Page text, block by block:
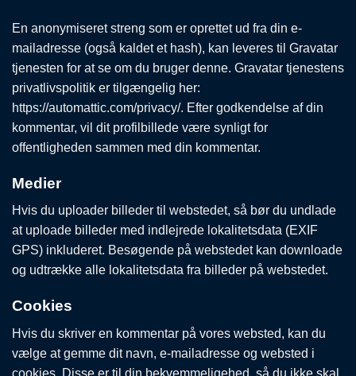
En anonymiseret streng som er oprettet ud fra din e-
mailadresse (også kaldet et hash), kan leveres til Gravatar
tjenesten for at se om du bruger denne. Gravatar tjenestens
privatlivspolitik er tilgængelig her:
https://automattic.com/privacy/. Efter godkendelse af din
kommentar, vil dit profilbillede være synligt for
offentligheden sammen med din kommentar.
Medier
Hvis du uploader billeder til webstedet, så bør du undlade
at uploade billeder med indlejrede lokalitetsdata (EXIF
GPS) inkluderet. Besøgende på webstedet kan downloade
og udtrække alle lokalitetsdata fra billeder på webstedet.
Cookies
Hvis du skriver en kommentar på vores websted, kan du
vælge at gemme dit navn, e-mailadresse og websted i
cookies. Disse er til din bekvemmeligehed, så du ikke skal